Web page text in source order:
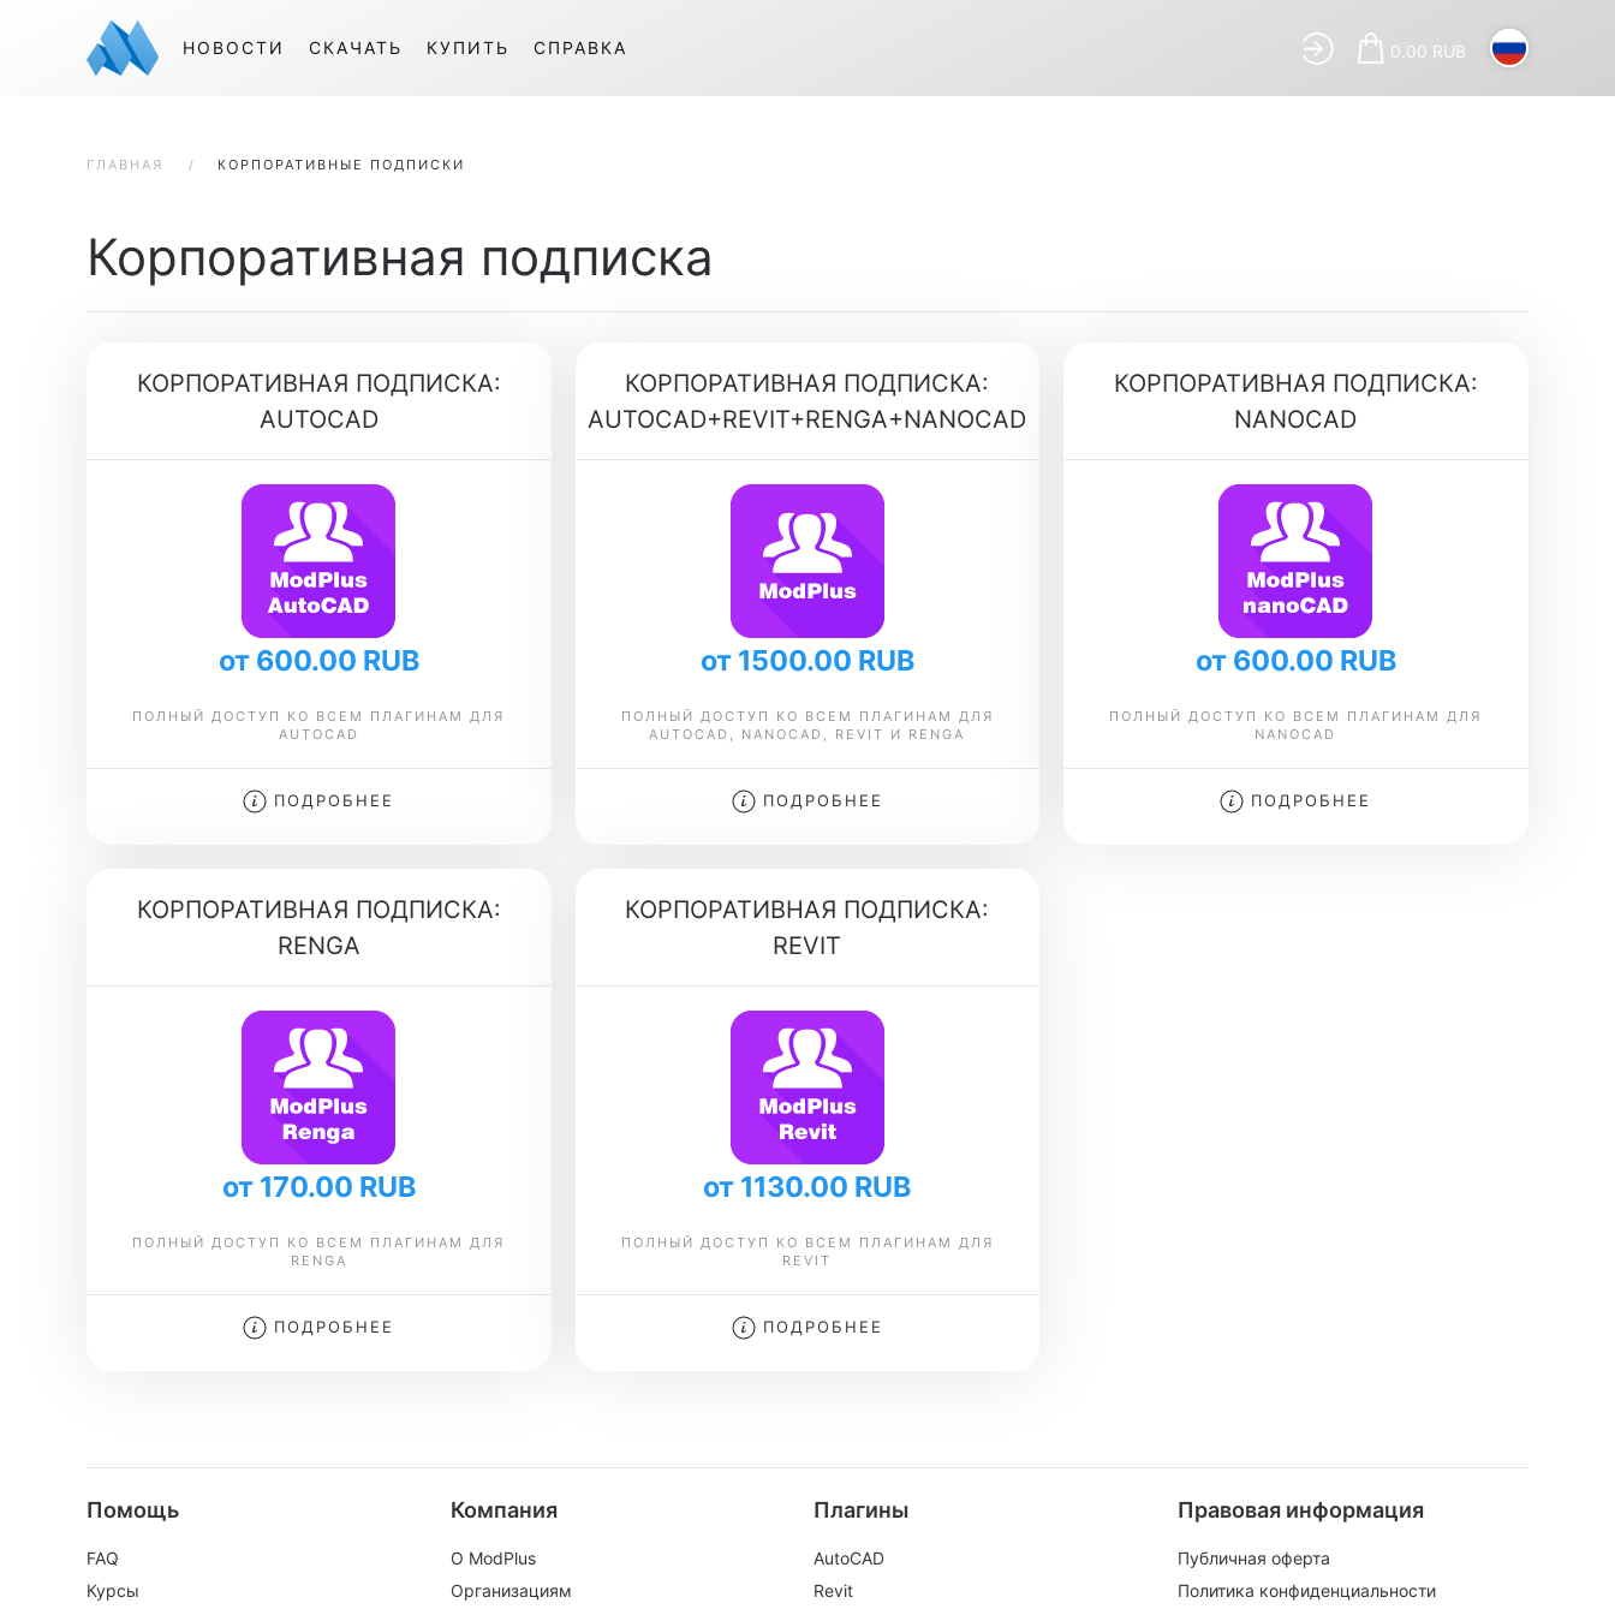
НОВОСТИ СКАЧАТЬ КУПИТЬ СПРАВКА 0.00 RUB
ГЛАВНАЯ КОРПОРАТИВНЫЕ ПОДПИСКИ
Корпоративная подписка
КОРПОРАТИВНАЯ ПОДПИСКА:
AUTOCAD
от 600.00 RUB
ПОЛНЫЙ ДОСТУП КО ВСЕМ ПЛАГИНАМ ДЛЯ
AUTOCAD
ПОДРОБНЕЕ
КОРПОРАТИВНАЯ ПОДПИСКА:
AUTOCAD+REVIT+RENGA+NANOCAD
от 1500.00 RUB
ПОЛНЫЙ ДОСТУП КО ВСЕМ ПЛАГИНАМ ДЛЯ
AUTOCAD, NANOCAD, REVIT И RENGA
ПОДРОБНЕЕ
КОРПОРАТИВНАЯ ПОДПИСКА:
NANOCAD
от 600.00 RUB
ПОЛНЫЙ ДОСТУП КО ВСЕМ ПЛАГИНАМ ДЛЯ
NANOCAD
ПОДРОБНЕЕ
КОРПОРАТИВНАЯ ПОДПИСКА:
RENGA
от 170.00 RUB
ПОЛНЫЙ ДОСТУП КО ВСЕМ ПЛАГИНАМ ДЛЯ
RENGA
ПОДРОБНЕЕ
КОРПОРАТИВНАЯ ПОДПИСКА:
REVIT
от 1130.00 RUB
ПОЛНЫЙ ДОСТУП КО ВСЕМ ПЛАГИНАМ ДЛЯ
REVIT
ПОДРОБНЕЕ
Помощь
FAQ
Курсы
Компания
О ModPlus
Организациям
Плагины
AutoCAD
Revit
Правовая информация
Публичная оферта
Политика конфиденциальности